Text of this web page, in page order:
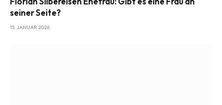
seiner Seite?
15. JANUAR 2026